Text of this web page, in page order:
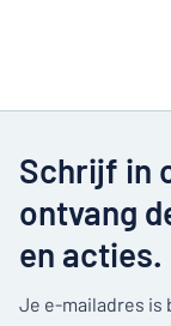
Schrijf in
ontvang
en acties.
Je e-mailadres is